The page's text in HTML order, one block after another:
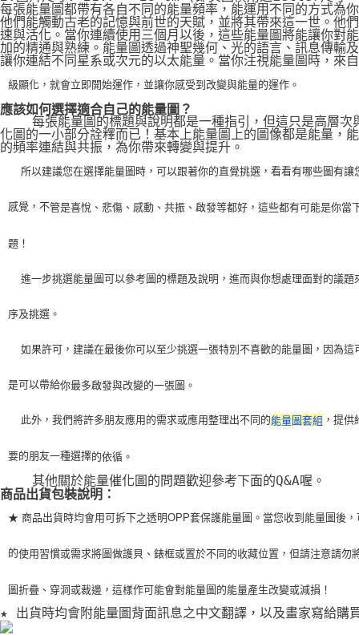
每張能量圖都帶有各自不同的能量頻率，能運用不同的方式為
他們能觸動古老的記憶與前世的天賦，並將其帶來這一世。他
速與活化。當你連續使用三個月以後，這些能量圖將能讓你對
加的精通與熟練。能量圖透過神聖幾何、光的語言、訊息傳輸
讓你連結不同星系或次元的以太能量。當你注視能量圖時，來
級顯化，就會立即開始運作，並讓你感受到改變與能量的運作。
應該如何選擇適合自己的能量圖？
每張能量圖的標題與說明都是一種指引，但這只是高層次
化圖的一小部分詮釋而已！基本上能量圖上的圖像都是能量，
的頻率連結與共振，為你帶來轉變與提升。
所以建議您在選擇能量圖時，可以跟著你的直覺挑選，看看有哪些圖有讓
感覺，不管是喜悅、悲傷、感動、共振、啟發等都好，這些都有可能是你當
題！
進一步挑選能量圖可以參考圖的標題及說明，進而與你想處理面對的議題
序及挑選。
如果許可，建議在最後你可以至少挑選一張特別不喜歡的能量圖，因為這
是可以帶給你最多啟發與改變的一張圖。
    此外，我們將許多朋友應用的需求或應用整理出不同的
能量圖套組 ，提供
要的朋友一種選擇的依循。
    其他關於能量催化圖的問題歡迎參考下面的Q&A喔。
商品出貨包裝說明：
★ 商品出貨時均會用可拆下之透明OPP套保護能量圖。當您收到能量圖後，
的使用習慣或需求將圖做護貝、錶框或置於不同的收藏位置，但請注意請勿
圖折疊、穿洞或裁邊，這樣作可能會對能量圖的能量產生改變或減損！
★ 出貨時均會附能量圖背面訊息之中文翻譯，以及畫家寫給購